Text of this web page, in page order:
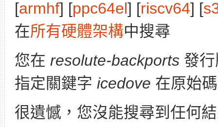
[armhf] [ppc64el] [riscv64] [
在所有硬體架構中搜尋
您在 resolute-backports 發
指定關鍵字 icedove 在原始
很遺憾，您沒能搜尋到任何